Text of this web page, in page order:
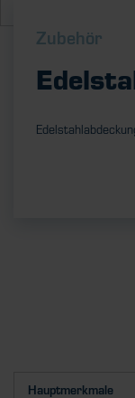
Zubehör
Hauptmerkmale